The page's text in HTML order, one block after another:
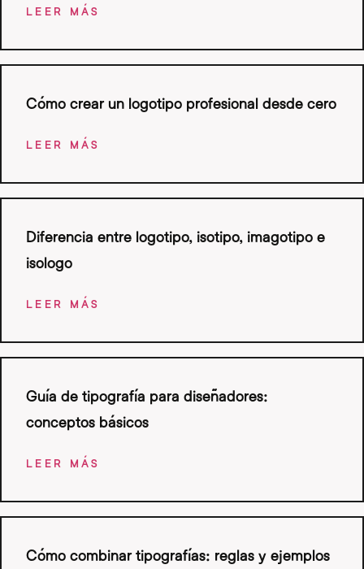
LEER MÁS
Cómo crear un logotipo profesional desde cero
LEER MÁS
Diferencia entre logotipo, isotipo, imagotipo e
isologo
LEER MÁS
Guía de tipografía para diseñadores:
conceptos básicos
LEER MÁS
Cómo combinar tipografías: reglas y ejemplos